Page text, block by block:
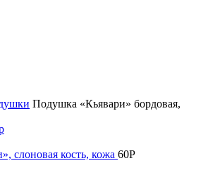
Подушка «Кьявари» бордовая,
слоновая кость, кожа 60Р